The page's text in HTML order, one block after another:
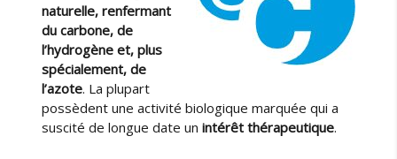
e
naturelle, renfermant
du carbone, de
l’hydrogène et, plus
spécialement, de
l’azote. La plupart
possèdent une activité biologique marquée qui a
suscité de longue date unintérêt thérapeutique.